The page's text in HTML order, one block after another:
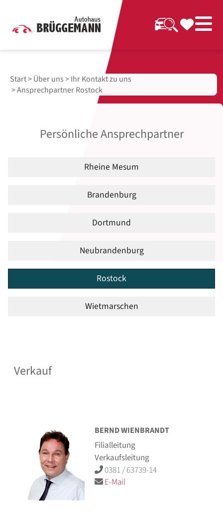
Start>Über uns>Ihr Kontakt zu uns
> Ansprechpartner Rostock
Persönliche Ansprechpartner
Rheine Mesum
Brandenburg
Dortmund
Neubrandenburg
Rostock
Wietmarschen
Verkauf
BERND WIENBRANDT
Filialleitung
Verkaufsleitung
0381 / 63739-14
E-Mail